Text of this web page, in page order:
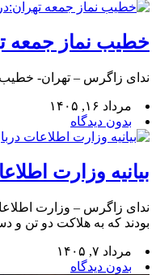
خطیب نماز جمعه
ندای زاگرس – تهران- خطیب
مرداد ۱۶, ۱۴۰۵
بدون دیدگاه
بیانیه وزارت اطلاعات درباره انهدام ۴ هسته
ندای زاگرس – وزارت
بودند که به هلاکت دو تن و
مرداد ۷, ۱۴۰۵
بدون دیدگاه